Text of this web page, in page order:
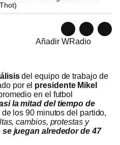
)
Añadir WRadio
del equipo de trabajo de
por el presidente Mikel
en el futbol
la mitad del tiempo de
los 90 minutos del partido,
cambios, protestas y
se juegan alrededor de 47